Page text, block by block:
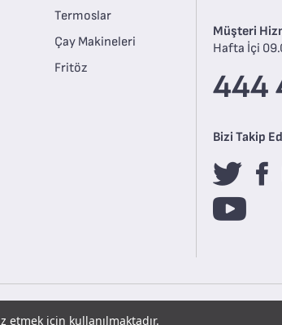
için kullanılmaktadır.
Termoslar
Çay Makineleri
Fritöz
Müşteri
Hafta İçi
444
Bizi Takip